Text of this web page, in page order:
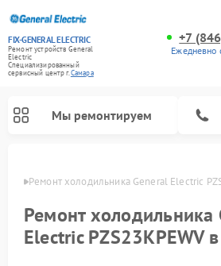
FIX-GENERAL ELECTRIC
Ремонт устройств General
Electric
Специализированный
cервисный центр г.Самара
+7
Ежедневно
Мы ремонтируем
Ремонт холодильника General Electric
Ремонт холодильника
Electric PZS23KPEWV